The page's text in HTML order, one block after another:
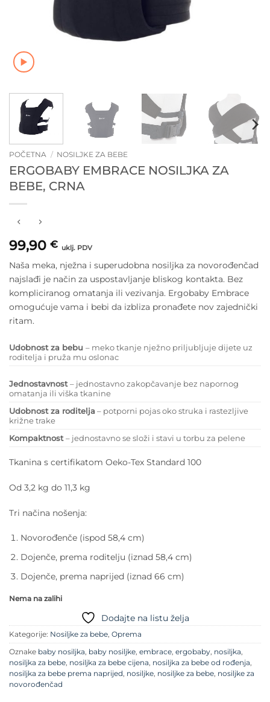
POČETNA / NOSILJKE ZA BEBE
ERGOBABY EMBRACE NOSILJKA ZA
BEBE, CRNA
99,90 € uklj. PDV
Naša meka, nježna i superudobna nosiljka za novorođenčad
najslađi je način za uspostavljanje bliskog kontakta. Bez
kompliciranog omatanja ili vezivanja. Ergobaby Embrace
omogućuje vama i bebi da izbliza pronađete nov zajednički
ritam.
Udobnost za bebu – meko tkanje nježno priljubljuje dijete uz
roditelja i pruža mu oslonac
Jednostavnost– jednostavno zakopčavanje bez napornog
omatanja ili viška tkanine
Udobnost za roditelja– potporni pojas oko struka i rastezljive
križne trake
Kompaktnost– jednostavno se složi i stavi u torbu za pelene
Tkanina s certifikatom Oeko-Tex Standard 100
Od 3,2 kg do 11,3 kg
Tri načina nošenja:
Novorođenče (ispod 58,4 cm)
Dojenče, prema roditelju (iznad 58,4 cm)
Dojenče, prema naprijed (iznad 66 cm)
Nema na zalihi
Dodajte na listu želja
Kategorije: Nosiljke za bebe, Oprema
Oznake baby nosiljka, baby nosiljke, embrace, ergobaby, nosiljka,
nosiljka za bebe, nosiljka za bebe cijena, nosiljka za bebe od rođenja,
nosiljka za bebe prema naprijed, nosiljke, nosiljke za bebe, nosiljke za
novorođenčad